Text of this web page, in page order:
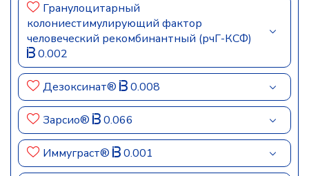
Гранулоцитарный
колониестимулирующий фактор
человеческий рекомбинантный (рчГ-КСФ)
0.002
Дезоксинат® 0.008
Зарсио® 0.066
Иммуграст® 0.001